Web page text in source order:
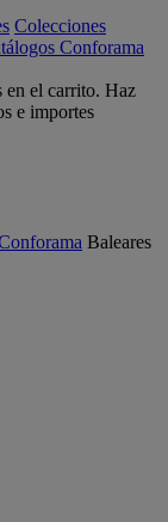
Colecciones
Conforama
en el carrito. Haz
e importes
Baleares